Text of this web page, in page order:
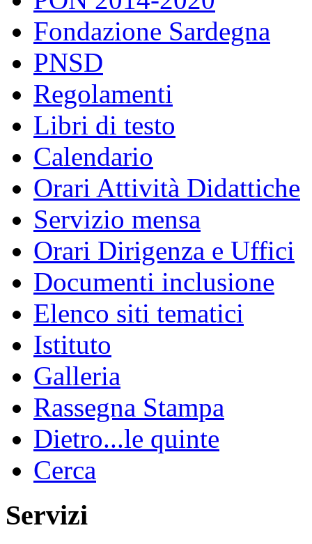
Fondazione Sardegna
PNSD
Regolamenti
Libri di testo
Calendario
Orari Attività Didattiche
Servizio mensa
Orari Dirigenza e Uffici
Documenti inclusione
Elenco siti tematici
Istituto
Galleria
Rassegna Stampa
Dietro...le quinte
Cerca
Servizi